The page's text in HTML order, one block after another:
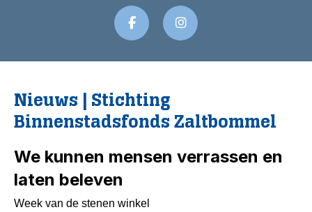
Nieuws | Stichting
Binnenstadsfonds Zaltbommel
We kunnen mensen verrassen en
laten beleven
Week van de stenen winkel